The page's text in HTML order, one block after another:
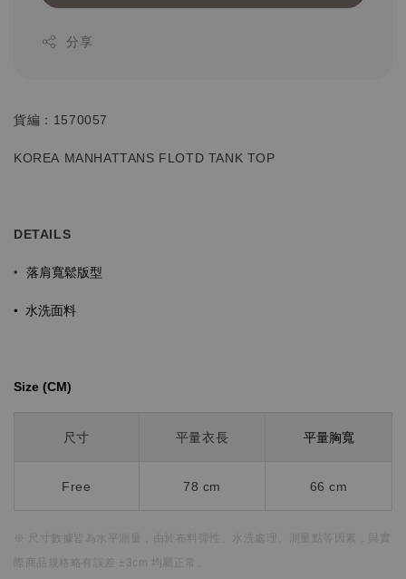
分享
貨編：1570057
KOREA MANHATTANS FLOTD TANK TOP
DETAILS
• 落肩寬鬆版型
• 水洗面料
Size (CM)⁡⁡
尺寸 平量衣長 平量胸寬
Free 78 cm 66 cm
※ 尺寸數據皆為水平測量， 由於布料彈性、水洗處理、測量點等因素，
際商品規格略有誤差 ±3cm 均屬正常。